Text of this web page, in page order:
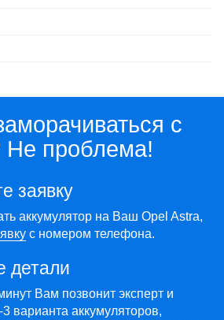
с
Не проблема!
заявку
аккумулятор на Ваш Opel Astra,
с номером телефона.
детали
Вам позвонит эксперт и
варианта аккумуляторов,